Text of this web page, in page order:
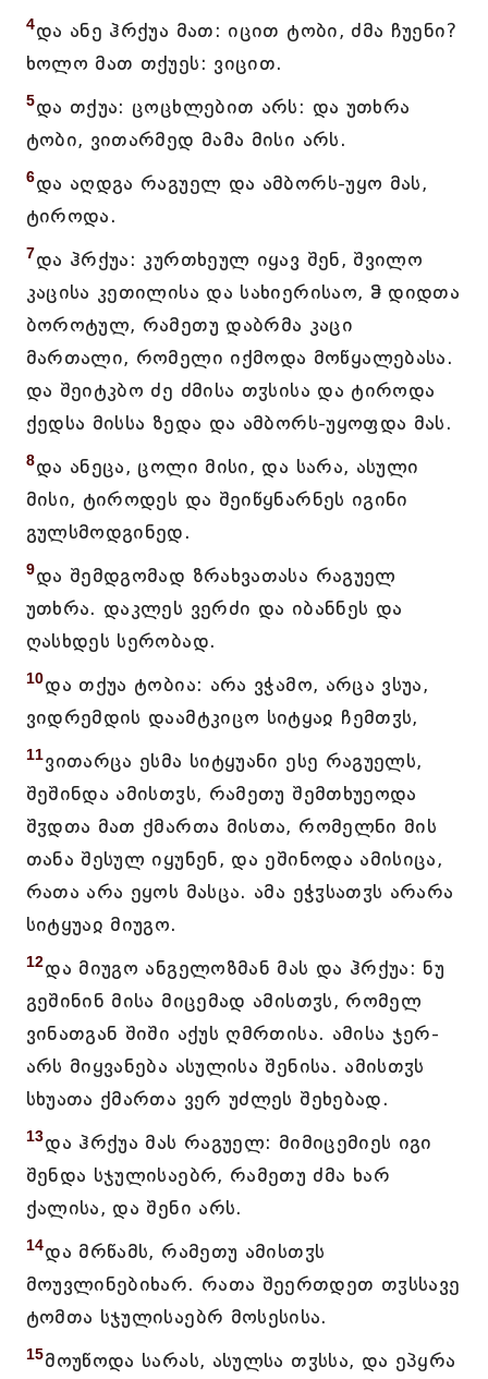
4და ანე ჰრქუა მათ: იცით ტობი, ძმა ჩუენი?
ხოლო მათ თქუეს: ვიცით.
5და თქუა: ცოცხლებით არს: და უთხრა
ტობი, ვითარმედ მამა მისი არს.
6და აღდგა რაგუელ და ამბორს-უყო მას,
ტიროდა.
7და ჰრქუა: კურთხეულ იყავ შენ, შვილო
კაცისა კეთილისა და სახიერისაო, ჵ დიდთა
ბოროტულ, რამეთუ დაბრმა კაცი
მართალი, რომელი იქმოდა მოწყალებასა.
და შეიტკბო ძე ძმისა თჳსისა და ტიროდა
ქედსა მისსა ზედა და ამბორს-უყოფდა მას.
8და ანეცა, ცოლი მისი, და სარა, ასული
მისი, ტიროდეს და შეიწყნარნეს იგინი
გულსმოდგინედ.
9და შემდგომად ზრახვათასა რაგუელ
უთხრა. დაკლეს ვერძი და იბანნეს და
ღასხდეს სერობად.
10და თქუა ტობია: არა ვჭამო, არცა ვსუა,
ვიდრემდის დაამტკიცო სიტყაჲ ჩემთჳს,
11ვითარცა ესმა სიტყუანი ესე რაგუელს,
შეშინდა ამისთჳს, რამეთუ შემთხუეოდა
შჳდთა მათ ქმართა მისთა, რომელნი მის
თანა შესულ იყუნენ, და ეშინოდა ამისიცა,
რათა არა ეყოს მასცა. ამა ეჭჳსათჳს არარა
სიტყუაჲ მიუგო.
12და მიუგო ანგელოზმან მას და ჰრქუა: ნუ
გეშინინ მისა მიცემად ამისთჳს, რომელ
ვინათგან შიში აქუს ღმრთისა. ამისა ჯერ-
არს მიყვანება ასულისა შენისა. ამისთჳს
სხუათა ქმართა ვერ უძლეს შეხებად.
13და ჰრქუა მას რაგუელ: მიმიცემიეს იგი
შენდა სჯულისაებრ, რამეთუ ძმა ხარ
ქალისა, და შენი არს.
14და მრწამს, რამეთუ ამისთჳს
მოუვლინებიხარ. რათა შეერთდეთ თჳსსავე
ტომთა სჯულისაებრ მოსესისა.
15მოუწოდა სარას, ასულსა თჳსსა, და ეპყრა